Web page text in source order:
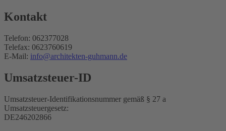
Kontakt
Telefon: 062377028
Telefax: 0623760619
E-Mail: info@architekten-guhmann.de
Umsatzsteuer-ID
Umsatzsteuer-Identifikationsnummer gemäß § 27 a
Umsatzsteuergesetz:
DE246202866